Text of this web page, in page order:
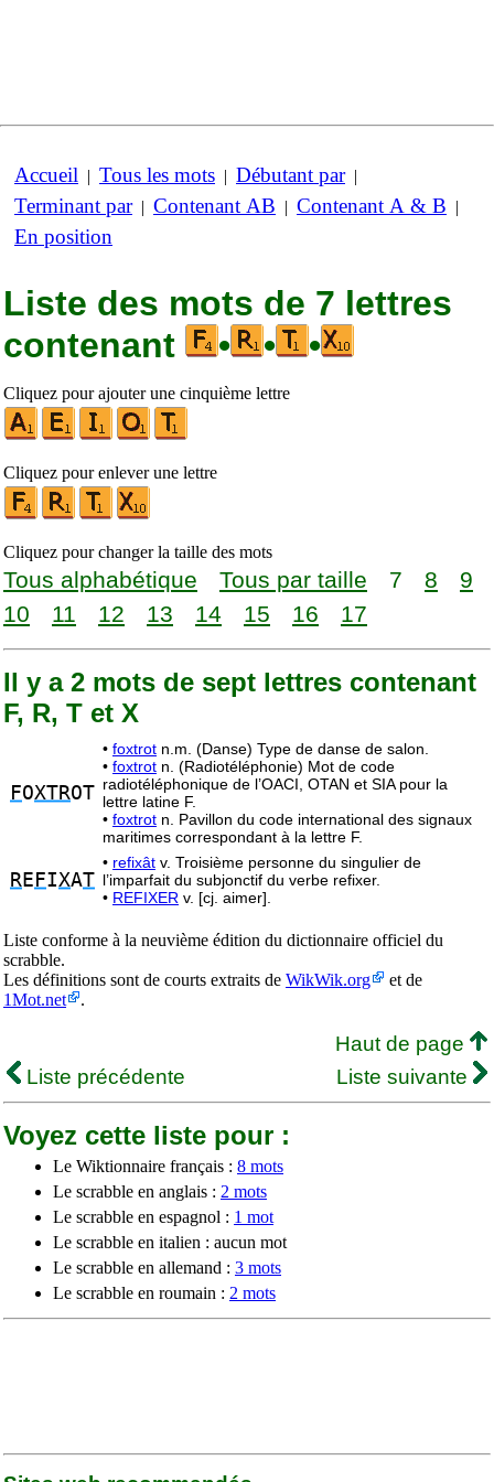
Accueil | Tous les mots | Débutant par|
Terminant par| Contenant AB | Contenant A & B |
En position
Liste des mots de 7 lettres
contenant
• • •
Cliquez pour ajouter une cinquième lettre
Cliquez pour enlever une lettre
Cliquez pour changer la taille des mots
Tous alphabétique Tous par taille 7 8
9
10
11 12 13 14 15 16 17
Il y a 2 mots de sept lettres contenant
F, R, T et X
FOXTROT
• foxtrot n.m. (Danse) Type de danse de salon.
• foxtrot n. (Radiotéléphonie) Mot de code
radiotéléphonique de l’OACI, OTAN et SIA pour la
lettre latine F.
• foxtrot n. Pavillon du code international des signaux
maritimes correspondant à la lettre F.
RE FIXAT
• refixât v. Troisième personne du singulier de
l’imparfait du subjonctif du verbe refixer.
• REFIXER v. [cj. aimer].
Liste conforme à la neuvième édition du dictionnaire officiel du
scrabble.
Les définitions sont de courts extraits de WikWik.org
et de
1Mot.net
.
Haut de page
Liste précédente
Liste suivante
Voyez cette liste pour :
Le Wiktionnaire français : 8 mots
Le scrabble en anglais : 2 mots
Le scrabble en espagnol : 1 mot
Le scrabble en italien : aucun mot
Le scrabble en allemand : 3 mots
Le scrabble en roumain : 2 mots